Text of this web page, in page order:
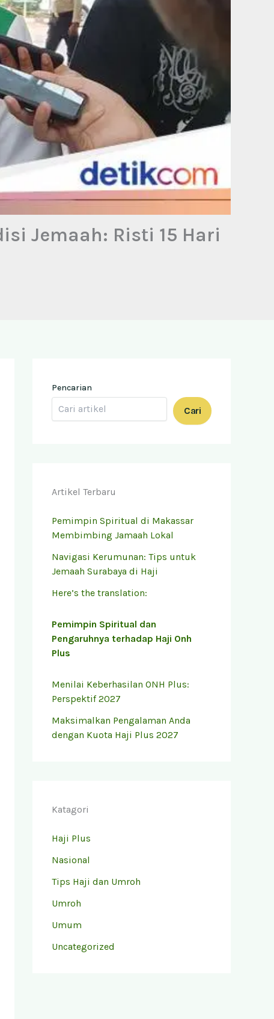
Jemaah: Risti 15 Hari
Pencarian
Cari
Artikel Terbaru
Pemimpin Spiritual di Makassar
Membimbing Jamaah Lokal
Navigasi Kerumunan: Tips untuk
Jemaah Surabaya di Haji
Here’s the translation:
Pemimpin Spiritual dan
Pengaruhnya terhadap Haji Onh
Plus
Menilai Keberhasilan ONH Plus:
Perspektif 2027
Maksimalkan Pengalaman Anda
dengan Kuota Haji Plus 2027
Katagori
Haji Plus
Nasional
Tips Haji dan Umroh
Umroh
Umum
Uncategorized